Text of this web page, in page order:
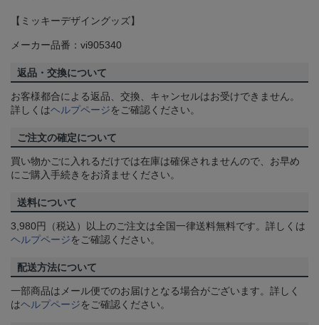
【ミッキーデザイングッズ】
メーカー品番：vi905340
返品・交換について
お客様都合による返品、交換、キャンセルはお受けできません。
詳しくはヘルプページをご確認ください。
ご注文の確定について
買い物かごに入れるだけでは在庫は確保されませんので、お早め
にご購入手続きをお済ませください。
送料について
3,980円（税込）以上のご注文は全国一律送料無料です。詳しくは
ヘルプページをご確認ください。
配送方法について
一部商品はメール便でのお届けとなる場合がございます。詳しく
はヘルプページをご確認ください。